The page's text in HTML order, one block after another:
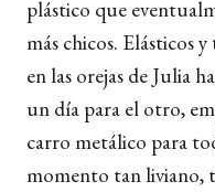
plástico que
más chicos. Elásticos
en las orejas de Julia
un día para el otro,
carro metálico para
momento tan liviano,